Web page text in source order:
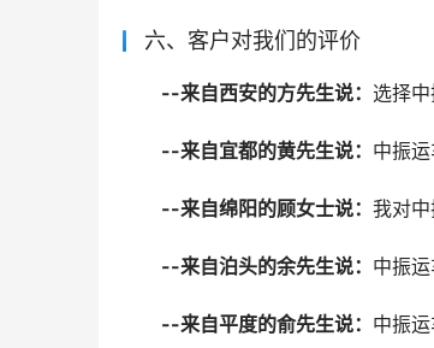
六、客户对我们的评价
--来自西安的方先生说： 选择
--来自宜都的黄先生说： 中振
--来自绵阳的顾女士说： 我对
--来自泊头的余先生说： 中振
--来自平度的俞先生说： 中振